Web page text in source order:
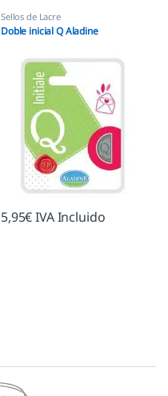
Sellos de Lacre
Doble inicial Q Aladine
5,95€IVA Incluido